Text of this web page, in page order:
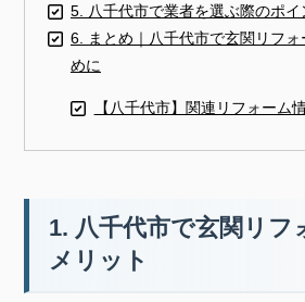
5. 八千代市で業者を選ぶ際のポイ
6. まとめ｜八千代市で玄関リフ
めに
【八千代市】関連リフォーム
1. 八千代市で玄関リフ
メリット